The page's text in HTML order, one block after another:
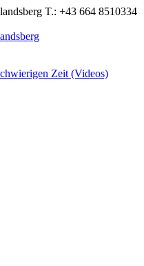
T.: +43 664 8510334
Zeit (Videos)